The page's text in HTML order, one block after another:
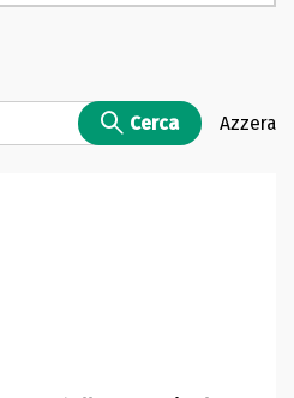
Cerca Azzera